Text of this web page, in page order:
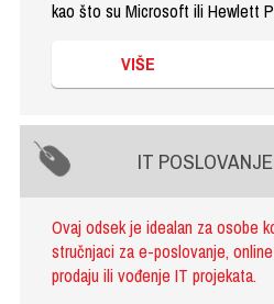
kao što su Microsoft ili Hewlett
VIŠE
IT POSLOVANJE
Ovaj odsek je idealan za osobe
stručnjaci za e-poslovanje,
prodaju ili vođenje IT projekata.